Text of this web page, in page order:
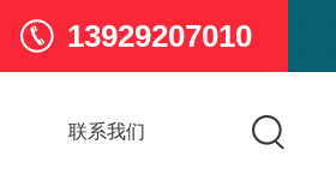
13929207010
联系我们